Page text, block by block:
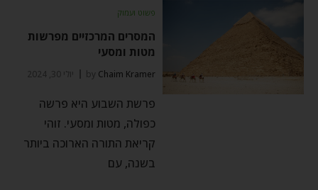
פשוט ועמוק
המסרים המרכזיים מפרשות
מטות ומסעי
by Chaim Kramer יולי 30, 2024
פרשת השבוע היא פרשה
כפולה, מטות ומסעי. זוהי
קריאת התורה הארוכה ביותר
בשנה, עם